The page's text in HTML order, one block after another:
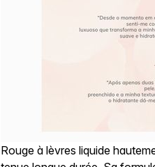
Rouge à lèvres liquide